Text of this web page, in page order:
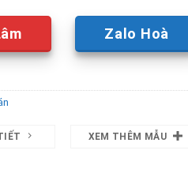
Zalo Hoà
XEM THÊM MẪU